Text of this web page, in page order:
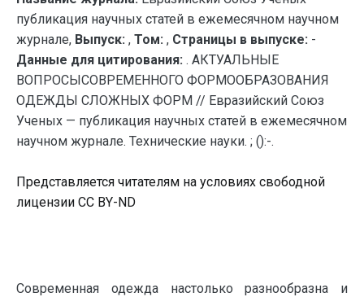
публикация научных статей в ежемесячном научном
журнале, Выпуск: , Том: , Страницы в выпуске: -
Данные для цитирования: . АКТУАЛЬНЫЕ
ВОПРОСЫСОВРЕМЕННОГО ФОРМООБРАЗОВАНИЯ
ОДЕЖДЫ СЛОЖНЫХ ФОРМ // Евразийский Союз
Ученых — публикация научных статей в ежемесячном
научном журнале. Технические науки. ; ():-.
Представляется читателям на условиях свободной
лицензии CC BY-ND
Современная одежда настолько разнообразна и